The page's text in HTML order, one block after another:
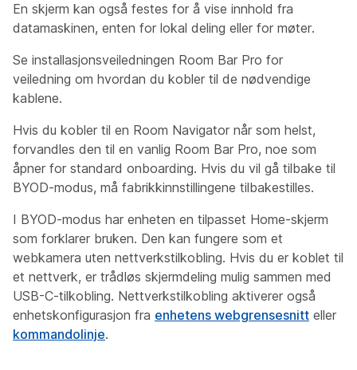
En skjerm kan også festes for å vise innhold fra
datamaskinen, enten for lokal deling eller for møter.
Se installasjonsveiledningen Room Bar Pro for
veiledning om hvordan du kobler til de nødvendige
kablene.
Hvis du kobler til en Room Navigator når som helst,
forvandles den til en vanlig Room Bar Pro, noe som
åpner for standard onboarding. Hvis du vil gå tilbake til
BYOD-modus, må fabrikkinnstillingene tilbakestilles.
I BYOD-modus har enheten en tilpasset Home-skjerm
som forklarer bruken. Den kan fungere som et
webkamera uten nettverkstilkobling. Hvis du er koblet til
et nettverk, er trådløs skjermdeling mulig sammen med
USB-C-tilkobling. Nettverkstilkobling aktiverer også
enhetskonfigurasjon fra enhetens webgrensesnitt eller
kommandolinje.